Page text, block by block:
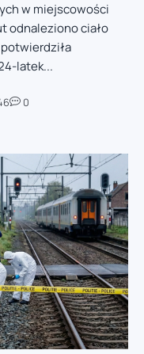
w miejscowości
odnaleziono ciało
latek...
0